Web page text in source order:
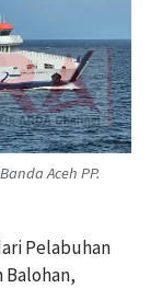
Aceh PP.
Pelabuhan
Balohan,